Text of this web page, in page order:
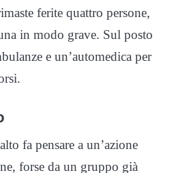
ferite quattro persone,
in modo grave. Sul posto
e un’automedica per
fa pensare a un’azione
forse da un gruppo già